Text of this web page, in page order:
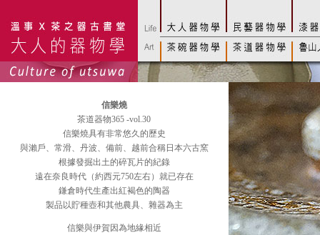
信樂燒
茶道器物365 -vol.30
信樂燒具有非常悠久的歷史
與瀨戶、常滑、丹波、備前、越前合稱日本六古窯
根據發掘出土的碎瓦片的紀錄
遠在奈良時代（約西元750左右）就已存在
鎌倉時代生產出紅褐色的陶器
製品以貯種壺和其他農具、雜器為主
信樂與伊賀因為地緣相近